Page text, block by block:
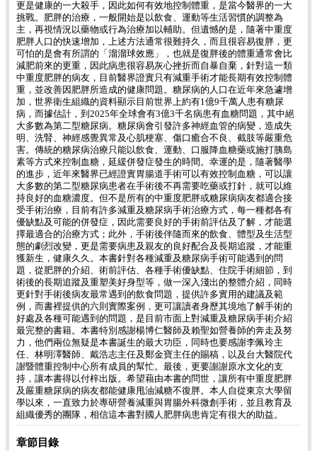
更是健康的一大殺手，因此如何有效地控制體重，是當今醫界的一大
挑戰。肥胖的治療，一般開始是以飲食、運動等生活習慣的調整為
主，再視情況以藥物或行為治療加以輔助。但遺憾的是，隨著中重度
肥胖人口的快速增加，上述方法通常很難持久，而且很容易復胖，更
可怕的是會有所謂的「溜溜球效應」，也就是復胖後的體重通常會比
減肥前來的更重，因此病患很容易灰心挫折而自暴自棄，針對這一類
中重度肥胖的病友，目前醫界證實只有減重手術才能長期有效控制體
重，並改善因肥胖所造成的健康問題。糖尿病的人口在近年來急遽增
加，世界衛生組織的資料顯示目前世界上約有1億9千萬人患有糖尿
病，而據估計，到2025年全球會有3億3千名病患有血糖問題，其中絕
大多數為第二型糖尿病。糖尿病會引發許多神經血管的病變，造成失
明、洗腎、神經感覺異常及心肌梗塞、傷口癒合不良、截肢等嚴重危
害。傳統的糖尿病治療只能以飲食、運動、口服降血糖藥或施打胰島
素等方式來控制血糖，延緩併發症發生的時間。幸運的是，隨著醫學
的進步，近年來醫界已經證實胃腸道手術可以有效控制血糖，可以讓
大多數的第二型糖尿病患者在手術後不再需要吃藥或打針，就可以維
持良好的血糖濃度。但不是所有的中重度肥胖或糖尿病病友都適合接
受手術治療，目前有許多減重及糖尿病手術治療方式，每一種都各有
優缺點及可能的併發症，因此需要良好的手術前評估及了解，才能選
擇最適合的治療方式；此外，手術後伴隨而來的飲食、體型及生活型
態的劇烈改變，更是需要病患及親友的良好配合及長期追蹤，才能重
獲新生，健康久久。本書針對各種減重及糖尿病手術可能遇到的問
題，從肥胖的介紹、術前評估、各種手術優缺點、住院手術細節，到
術後的長期追蹤及重塑美好身型等，做一深入淺出的整體介紹，同時
更針對手術後病友最常遇到的飲食問題，提供許多實用的建議及範
例，而書裡提供的六則實際案例，更可讓讀者身歷其境地了解手術的
好處及各種可能遇到的問題，是目前市面上對減重及糖尿病手術介紹
最完整的書籍。本書特別感謝楊博仁醫師及賴聖如營養師的奔走及努
力，他們兩位無疑是本書誕生的最大功臣，同時也要感謝李佩玲主
任、林明澤醫師、戴浩志主任及鄭金寶主任的賜稿，以及台大醫院代
謝暨體重控制中心所有成員的幫忙。最後，更要謝謝原水文化的支
持，讓本書得以付梓出版。希望藉由本書的問世，讓所有中重度肥胖
及嚴重糖尿病的病友都能健康甩油減糖不復胖。本人自從東京大學留
學以來，一直致力於專研營養減重與胃腸外科微創手術，並且教育及
組織優秀的團隊，相信這本書對國人肥胖病患肯定有很大的助益。
章節目錄